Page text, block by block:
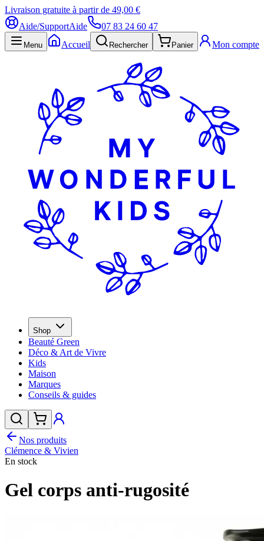
Livraison gratuite à partir de 49,00 €
Aide/SupportAide 07 83 24 60 47
Menu Accueil Rechercher Panier Mon compte
Shop
Beauté Green
Déco & Art de Vivre
Kids
Maison
Marques
Conseils & guides
Nos produits
Clémence & Vivien
En stock
Gel corps anti-rugosité